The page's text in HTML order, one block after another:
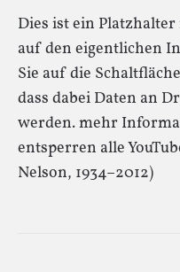
Dies ist ein
auf den eigentlichen
Sie auf die
dass dabei Daten an
werden. mehr
entsperren alle
Nelson, 1934–2012)